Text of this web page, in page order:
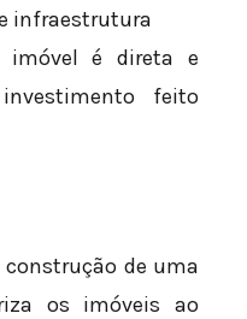
infraestrutura
imóvel é direta e
feito
de uma
os imóveis ao